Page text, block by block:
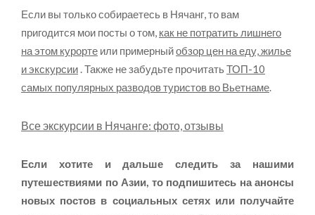
Если вы только собираетесь в Нячанг, то вам
пригодится мои посты о том, как не потратить лишнего
на этом курорте или примерныйобзор цен на еду, жилье
и экскурсии. Также не забудьте прочитатьТОП-10
самых популярных разводов туристов во Вьетнаме.
Все экскурсии в Нячанге: фото, отзывы
Если хотите и дальше следить за нашими
путешествиями по Азии, то подпишитесь на анонсы
новых постов в социальных сетях или получайте